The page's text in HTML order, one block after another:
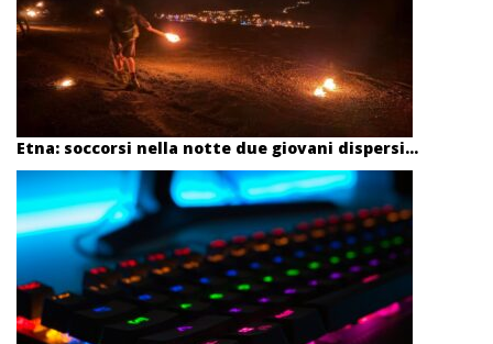
Etna: soccorsi nella notte due giovani dispersi...